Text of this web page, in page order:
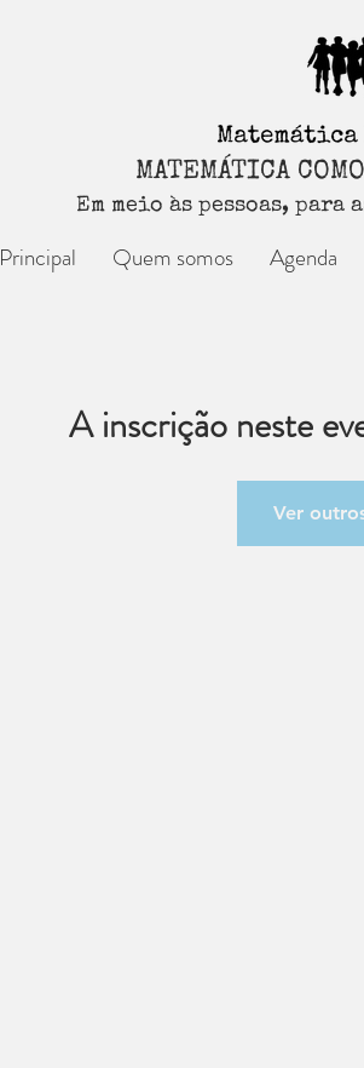
MATEMÁTICA
Em meio às pessoas, para
Principal Quem somos Agenda
A inscrição neste
Ver